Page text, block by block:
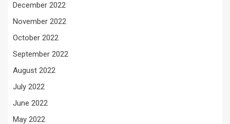
December 2022
November 2022
October 2022
September 2022
August 2022
July 2022
June 2022
May 2022